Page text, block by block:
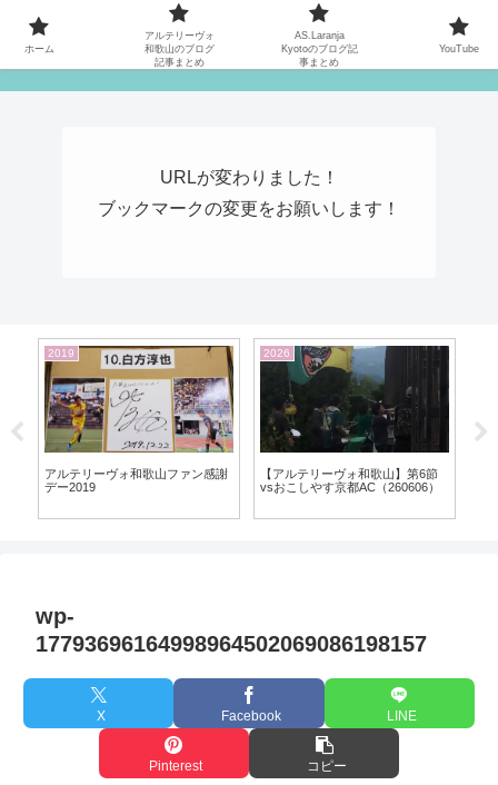
MATYの関西サッカーリーグ応援日記
URLが変わりました！
ブックマークの変更をお願いします！
2019
アルテリーヴォ和歌山ファン感謝
デー2019
2026
【アルテリーヴォ和歌山】第6節
vsおこしやす京都AC（260606）
wp-
17793696164998964502069086198157
X Facebook LINE
Pinterest コピー
ホーム
アルテリーヴォ
和歌山のブログ
記事まとめ
AS.Laranja
Kyotoのブログ記
事まとめ
YouTube